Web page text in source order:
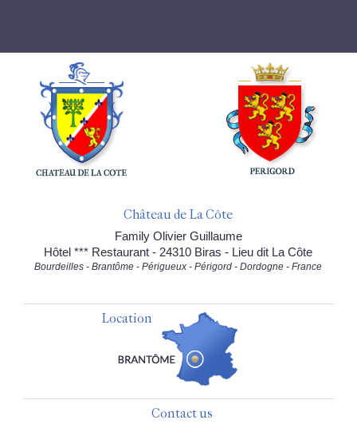
Château de La Côte
Family Olivier Guillaume
Hôtel *** Restaurant - 24310 Biras - Lieu dit La Côte
Bourdeilles - Brantôme - Périgueux - Périgord - Dordogne - France
Location
Contact us